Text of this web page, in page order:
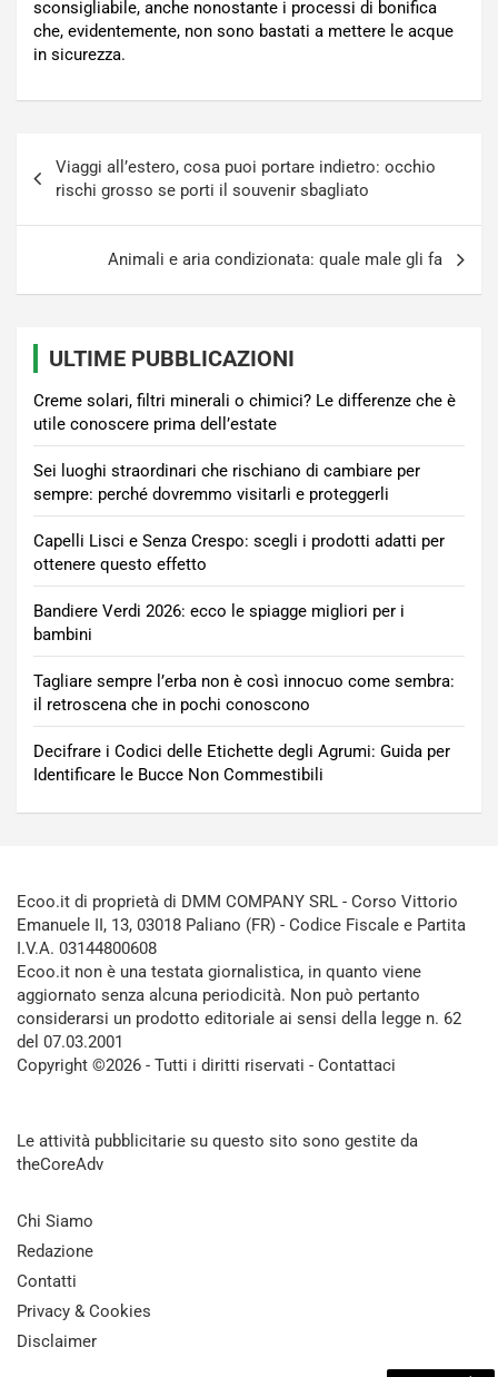
sconsigliabile, anche nonostante i processi di bonifica
che, evidentemente, non sono bastati a mettere le acque
in sicurezza.
articoli
Viaggi all’estero, cosa puoi portare indietro: occhio
rischi grosso se porti il souvenir sbagliato
Animali e aria condizionata: quale male gli fa
ULTIME PUBBLICAZIONI
Creme solari, filtri minerali o chimici? Le differenze che è
utile conoscere prima dell’estate
Sei luoghi straordinari che rischiano di cambiare per
sempre: perché dovremmo visitarli e proteggerli
Capelli Lisci e Senza Crespo: scegli i prodotti adatti per
ottenere questo effetto
Bandiere Verdi 2026: ecco le spiagge migliori per i
bambini
Tagliare sempre l’erba non è così innocuo come sembra:
il retroscena che in pochi conoscono
Decifrare i Codici delle Etichette degli Agrumi: Guida per
Identificare le Bucce Non Commestibili
Ecoo.it di proprietà di DMM COMPANY SRL - Corso Vittorio
Emanuele II, 13, 03018 Paliano (FR) - Codice Fiscale e Partita
I.V.A. 03144800608
Ecoo.it non è una testata giornalistica, in quanto viene
aggiornato senza alcuna periodicità. Non può pertanto
considerarsi un prodotto editoriale ai sensi della legge n. 62
del 07.03.2001
Copyright ©2026 - Tutti i diritti riservati - Contattaci
Le attività pubblicitarie su questo sito sono gestite da
theCoreAdv
Chi Siamo
Redazione
Contatti
Privacy & Cookies
Disclaimer